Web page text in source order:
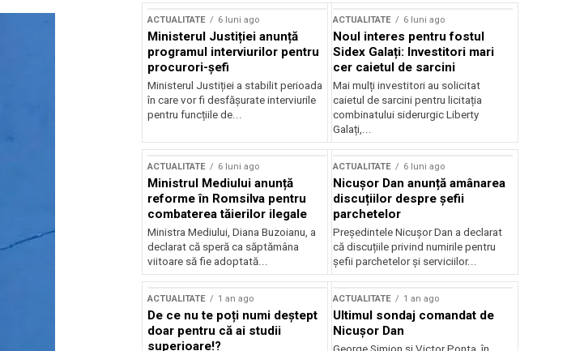
ACTUALITATE 6 luni ago
Ministerul Justiției anunță
programul interviurilor pentru
procurori-șefi
Ministerul Justiției a stabilit perioada
în care vor fi desfășurate interviurile
pentru funcțiile de...
ACTUALITATE 6 luni ago
Noul interes pentru fostul
Sidex Galați: Investitori mari
cer caietul de sarcini
Mai mulți investitori au solicitat
caietul de sarcini pentru licitația
combinatului siderurgic Liberty
Galați,...
ACTUALITATE 6 luni ago
Ministrul Mediului anunță
reforme în Romsilva pentru
combaterea tăierilor ilegale
Ministra Mediului, Diana Buzoianu, a
declarat că speră ca săptămâna
viitoare să fie adoptată...
ACTUALITATE 6 luni ago
Nicușor Dan anunță amânarea
discuțiilor despre șefii
parchetelor
Președintele Nicușor Dan a declarat
că discuțiile privind numirile pentru
șefii parchetelor și serviciilor...
ACTUALITATE 1 an ago
De ce nu te poți numi deștept
doar pentru că ai studii
superioare!?
ACTUALITATE 1 an ago
Ultimul sondaj comandat de
Nicușor Dan